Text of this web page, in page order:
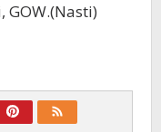
GOW.(Nasti)